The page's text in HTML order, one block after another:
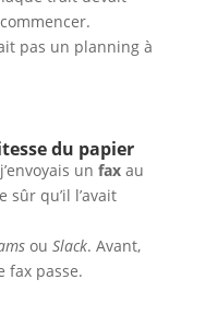
pas un planning à
du papier
un faxau
qu’il l’avait
ou Slack. Avant,
fax passe.